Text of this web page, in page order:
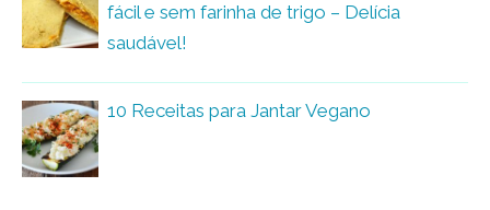
fácil e sem farinha de trigo – Delícia
saudável!
10 Receitas para Jantar Vegano